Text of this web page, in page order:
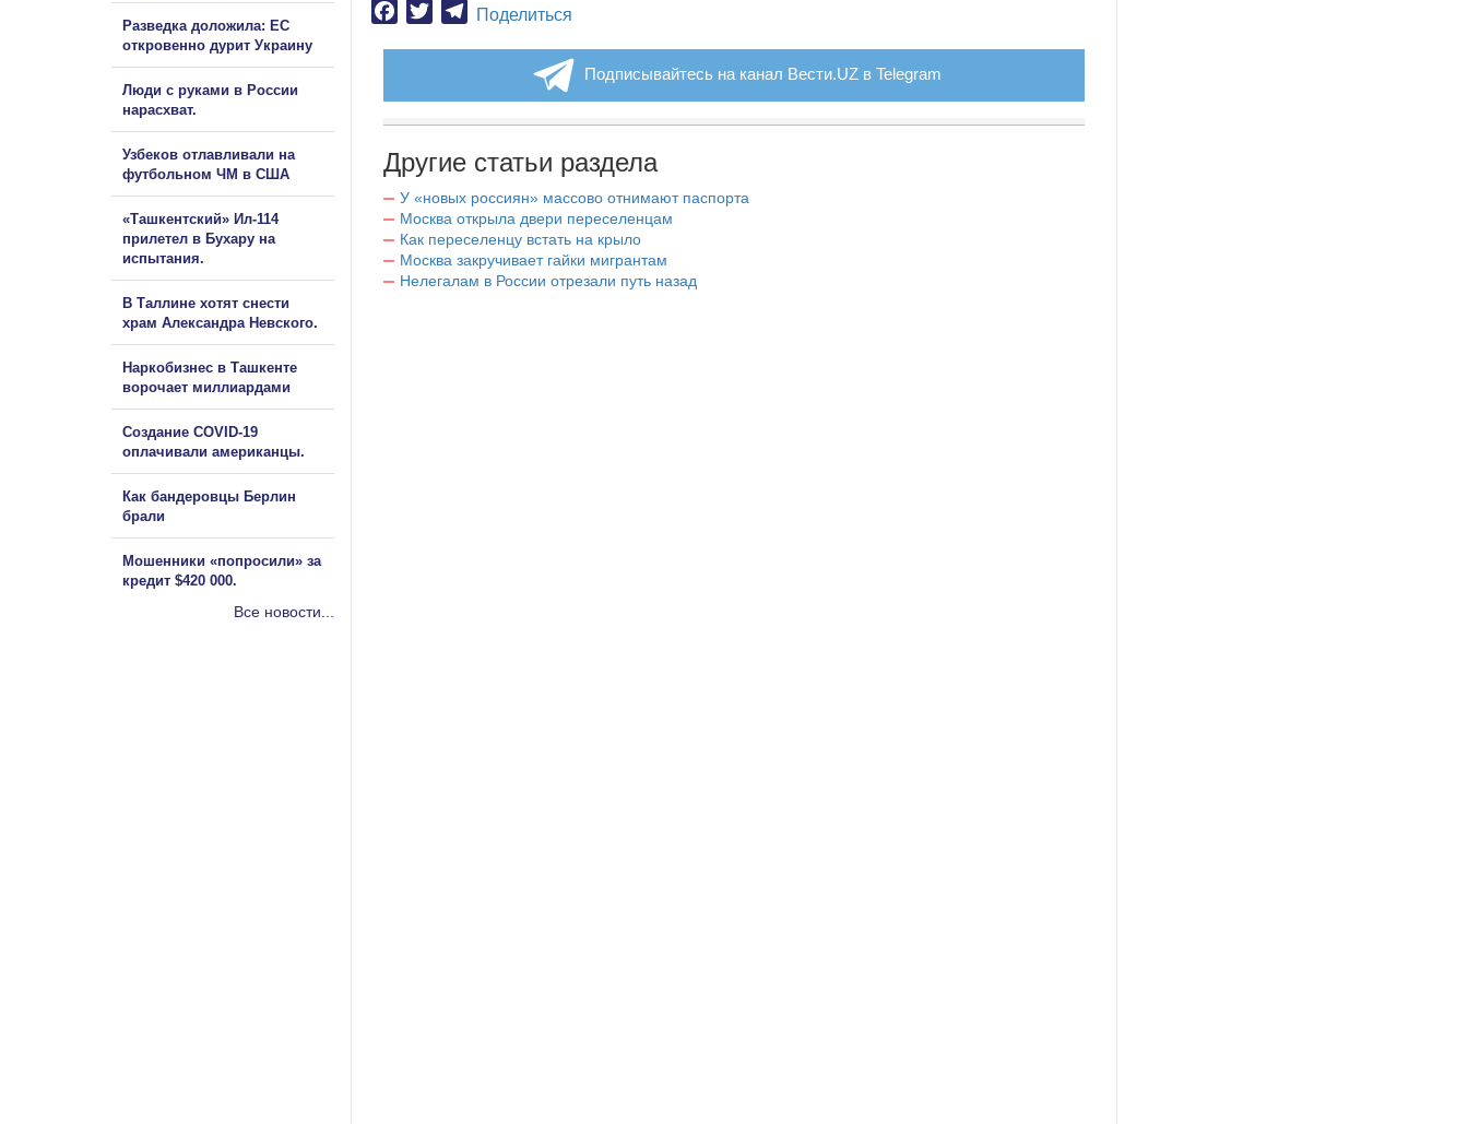
Facebook
TwitterTelegram
Поделиться
Подписывайтесь на канал Вести.UZ в Telegram
Другие статьи раздела
У «новых россиян» массово отнимают паспорта
Москва открыла двери переселенцам
Как переселенцу встать на крыло
Москва закручивает гайки мигрантам
Нелегалам в России отрезали путь назад
Разведка доложила: ЕС
откровенно дурит Украину
Люди с руками в России
нарасхват.
Узбеков отлавливали на
футбольном ЧМ в США
«Ташкентский» Ил-114
прилетел в Бухару на
испытания.
В Таллине хотят снести
храм Александра Невского.
Наркобизнес в Ташкенте
ворочает миллиардами
Создание COVID-19
оплачивали американцы.
Как бандеровцы Берлин
брали
Мошенники «попросили» за
кредит $420 000.
Все новости...